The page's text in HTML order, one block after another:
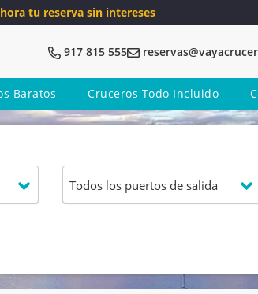
tu reserva sin intereses
917 815 555
Baratos Cruceros Todo Incluido